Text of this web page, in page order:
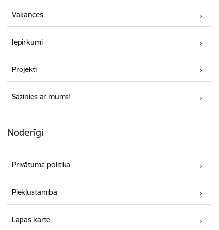
Vakances
Iepirkumi
Projekti
Sazinies ar mums!
Noderīgi
Privātuma politika
Piekļūstamība
Lapas karte